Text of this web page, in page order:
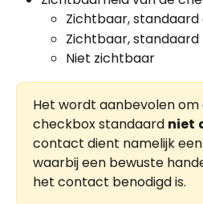
Zichtbaar,
Zichtbaar,
Niet zichtbaar
Het wordt aanbevolen
checkbox standaard niet
contact dient namelijk
waarbij een bewuste
het contact benodigd is.